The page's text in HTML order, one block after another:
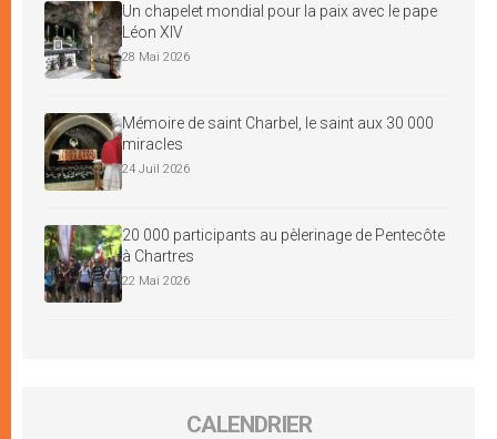
Un chapelet mondial pour la paix avec le pape
Léon XIV
28 Mai 2026
Mémoire de saint Charbel, le saint aux 30 000
miracles
24 Juil 2026
20 000 participants au pèlerinage de Pentecôte
à Chartres
22 Mai 2026
CALENDRIER